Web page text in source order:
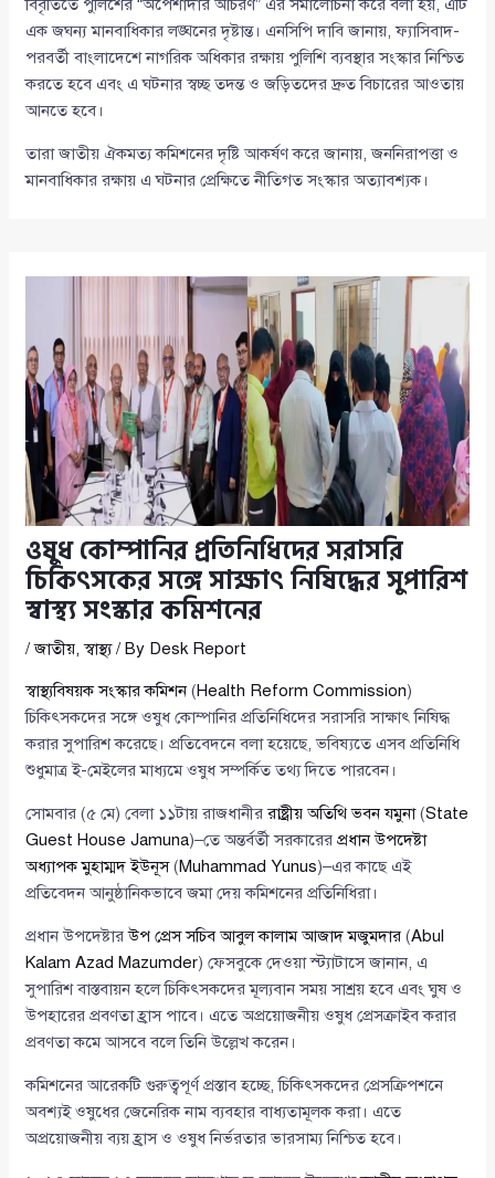
বিবৃতিতে পুলিশের “অপেশাদার আচরণ” এর সমালোচনা করে বলা হয়, এটি
এক জঘন্য মানবাধিকার লঙ্ঘনের দৃষ্টান্ত। এনসিপি দাবি জানায়, ফ্যাসিবাদ-
পরবর্তী বাংলাদেশে নাগরিক অধিকার রক্ষায় পুলিশি ব্যবস্থার সংস্কার নিশ্চিত
করতে হবে এবং এ ঘটনার স্বচ্ছ তদন্ত ও জড়িতদের দ্রুত বিচারের আওতায়
আনতে হবে।
তারা জাতীয় ঐকমত্য কমিশনের দৃষ্টি আকর্ষণ করে জানায়, জননিরাপত্তা ও
মানবাধিকার রক্ষায় এ ঘটনার প্রেক্ষিতে নীতিগত সংস্কার অত্যাবশ্যক।
ওষুধ কোম্পানির প্রতিনিধিদের সরাসরি
চিকিৎসকের সঙ্গে সাক্ষাৎ নিষিদ্ধের সুপারিশ
স্বাস্থ্য সংস্কার কমিশনের
/জাতীয়,স্বাস্থ্য/ By Desk Report
স্বাস্থ্যবিষয়ক সংস্কার কমিশন(Health Reform Commission)
চিকিৎসকদের সঙ্গে ওষুধ কোম্পানির প্রতিনিধিদের সরাসরি সাক্ষাৎ নিষিদ্ধ
করার সুপারিশ করেছে। প্রতিবেদনে বলা হয়েছে, ভবিষ্যতে এসব প্রতিনিধি
শুধুমাত্র ই-মেইলের মাধ্যমে ওষুধ সম্পর্কিত তথ্য দিতে পারবেন।
সোমবার (৫ মে) বেলা ১১টায় রাজধানীররাষ্ট্রীয় অতিথি ভবন যমুনা(State
Guest House Jamuna)–তে অন্তর্বর্তী সরকারেরপ্রধান উপদেষ্টা
অধ্যাপক মুহাম্মদ ইউনূস(Muhammad Yunus)–এর কাছে এই
প্রতিবেদন আনুষ্ঠানিকভাবে জমা দেয় কমিশনের প্রতিনিধিরা।
প্রধান উপদেষ্টারউপ প্রেস সচিব আবুল কালাম আজাদ মজুমদার (Abul
Kalam Azad Mazumder) ফেসবুকে দেওয়া স্ট্যাটাসে জানান, এ
সুপারিশ বাস্তবায়ন হলে চিকিৎসকদের মূল্যবান সময় সাশ্রয় হবে এবং ঘুষ ও
উপহারের প্রবণতা হ্রাস পাবে। এতে অপ্রয়োজনীয় ওষুধ প্রেসক্রাইব করার
প্রবণতা কমে আসবে বলে তিনি উল্লেখ করেন।
কমিশনের আরেকটি গুরুত্বপূর্ণ প্রস্তাব হচ্ছে, চিকিৎসকদের প্রেসক্রিপশনে
অবশ্যই ওষুধের জেনেরিক নাম ব্যবহার বাধ্যতামূলক করা। এতে
অপ্রয়োজনীয় ব্যয় হ্রাস ও ওষুধ নির্ভরতার ভারসাম্য নিশ্চিত হবে।